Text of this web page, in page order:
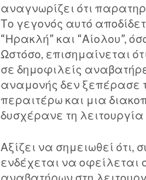
αναγνωρίζει ότι
Το γεγονός αυτό
“Ηρακλή” και “Αίολου”,
Ωστόσο, επισημαίνεται
σε δημοφιλείς
αναμονής δεν ξεπέρασε
περαιτέρω και μια
δυσχέρανε τη λειτουργία
Αξίζει να σημειωθεί
ενδέχεται να